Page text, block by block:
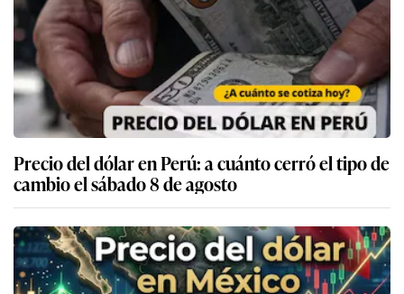
Precio del dólar en Perú: a cuánto cerró el tipo de
cambio el sábado 8 de agosto